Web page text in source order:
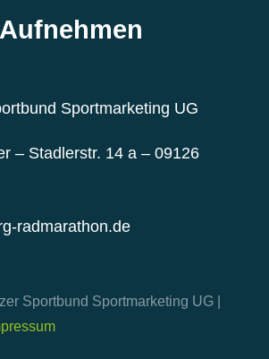
Sportmarketing UG
– Stadlerstr. 14 a – 09126
radmarathon.de
Sportbund Sportmarketing UG |